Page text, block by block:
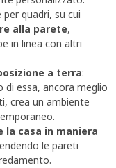
per quadri, su cui
alla parete,
in linea con altri
a terra:
essa, ancora meglio
crea un ambiente
la casa in maniera
le pareti